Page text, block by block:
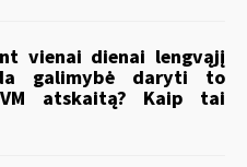
vienai dienai lengvąjį
galimybė daryti to
atskaitą? Kaip tai